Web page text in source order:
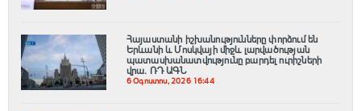
Հայաստանի իշխանությունները փորձում են
Երևանի և Մոսկվայի միջև լարվածության
պատասխանատվությունը բարդել ուրիշների
վրա. ՌԴ ԱԳՆ
6 Օգոստոս, 2026 16:44